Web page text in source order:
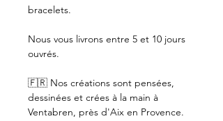
bracelets.
Nous vous livrons entre 5 et 10 jours
ouvrés.
🇫🇷 Nos créations sont pensées,
dessinées et crées à la main à
Ventabren, près d'Aix en Provence.